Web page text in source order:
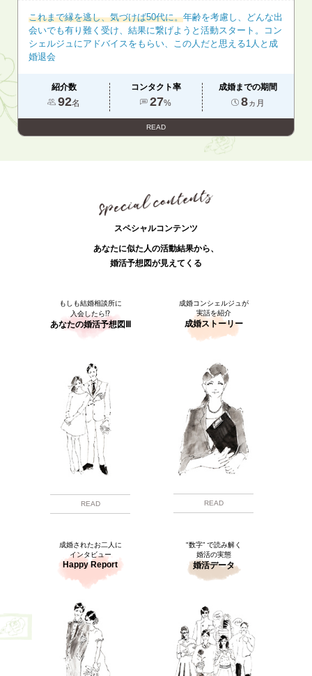
これまで縁を逃し、気づけば50代に。年齢を考慮し、どんな出
会いでも有り難く受け、結果に繋げようと活動スタート。コン
シェルジュにアドバイスをもらい、この人だと思える1人と成
婚退会
紹介数
92名
コンタクト率
27%
成婚までの期間
8ヵ月
READ
スペシャルコンテンツ
あなたに似た人の活動結果から、
婚活予想図が見えてくる
もしも結婚相談所に
入会したら⁉
あなたの婚活予想図Ⅲ
READ
成婚コンシェルジュが
実話を紹介
成婚ストーリー
READ
成婚されたお二人に
インタビュー
Happy Report
"数字” で読み解く
婚活の実態
婚活データ